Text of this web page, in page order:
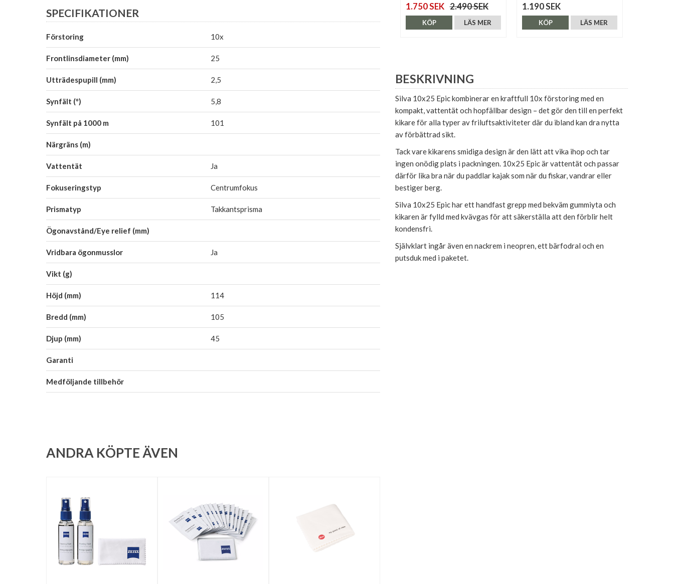
1.750 SEK 2.490 SEK
LÄS MER
KÖP
1.190 SEK
LÄS MER
KÖP
BESKRIVNING
Silva 10x25 Epic kombinerar en kraftfull 10x förstoring med en
kompakt, vattentät och hopfällbar design – det gör den till en perfekt
kikare för alla typer av friluftsaktiviteter där du ibland kan dra nytta
av förbättrad sikt.
Tack vare kikarens smidiga design är den lätt att vika ihop och tar
ingen onödig plats i packningen. 10x25 Epic är vattentät och passar
därför lika bra när du paddlar kajak som när du fiskar, vandrar eller
bestiger berg.
Silva 10x25 Epic har ett handfast grepp med bekväm gummiyta och
kikaren är fylld med kvävgas för att säkerställa att den förblir helt
kondensfri.
Självklart ingår även en nackrem i neopren, ett bärfodral och en
putsduk med i paketet.
SPECIFIKATIONER
Förstoring 10x
Frontlinsdiameter (mm) 25
Utträdespupill (mm) 2,5
Synfält (º) 5,8
Synfält på 1000 m 101
Närgräns (m)
Vattentät Ja
Fokuseringstyp Centrumfokus
Prismatyp Takkantsprisma
Ögonavstånd/Eye relief (mm)
Vridbara ögonmusslor Ja
Vikt (g)
Höjd (mm) 114
Bredd (mm) 105
Djup (mm) 45
Garanti
Medföljande tillbehör
ANDRA KÖPTE ÄVEN